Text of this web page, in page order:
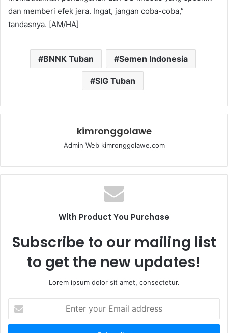
dan memberi efek jera. Ingat, jangan coba-coba,”
tandasnya. [AM/HA]
BNNK Tuban Semen Indonesia
SIG Tuban
kimronggolawe
Admin Web kimronggolawe.com
With Product You Purchase
Subscribe to our mailing list
to get the new updates!
Lorem ipsum dolor sit amet, consectetur.
t